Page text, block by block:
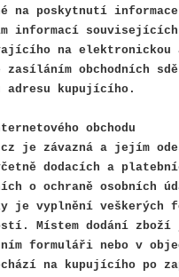
na poskytnutí
informací souvisejících
na elektronickou
obchodních
adresu kupujícího.
obchodu
je závazná a jejím
dodacích a
o ochraně osobních
je vyplnění veškerých
Místem dodání zboží
formuláři nebo v
na kupujícího po